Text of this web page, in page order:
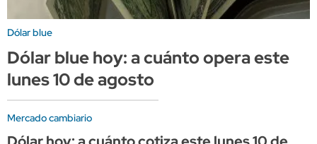
Dólar blue
Dólar blue hoy: a cuánto opera este
lunes 10 de agosto
Mercado cambiario